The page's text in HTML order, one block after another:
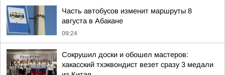
Часть автобусов изменит маршруты 8
августа в Абакане
09:24
Сокрушил доски и обошел мастеров:
хакасский тхэквондист везет сразу 3 медали